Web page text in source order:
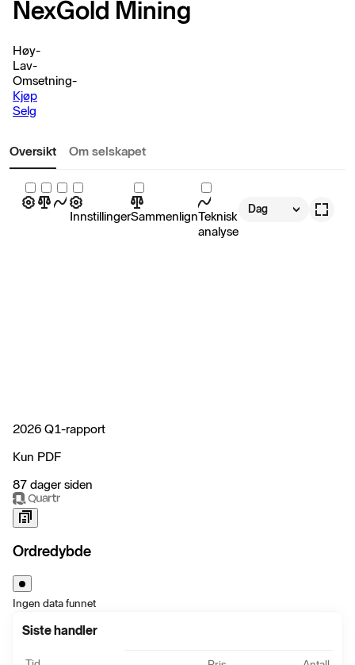
NexGold Mining
Høy-
Lav-
Omsetning-
Kjøp
Selg
Oversikt Om selskapet
InnstillingerSammenlignTeknisk
analyse
Dag
2026 Q1-rapport
Kun PDF
87 dager siden
Ordredybde
Ingen data funnet
Siste handler